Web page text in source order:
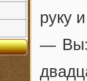
руку
—